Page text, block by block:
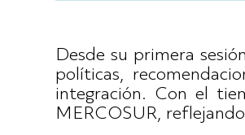
Desde su primera
políticas,
integración. Con el
MERCOSUR,